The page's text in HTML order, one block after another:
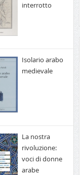
interrotto
Isolario arabo
medievale
La nostra
rivoluzione:
voci di donne
arabe